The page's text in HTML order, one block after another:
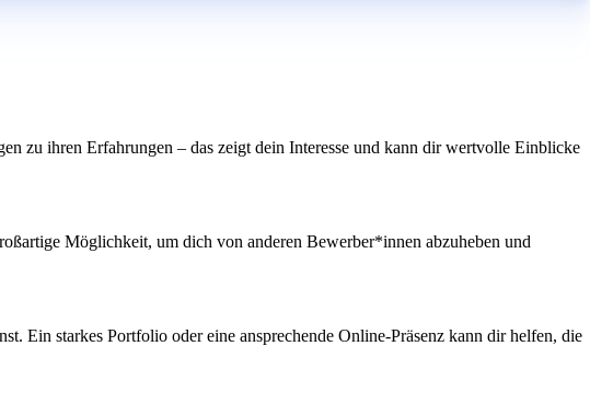
zu ihren Erfahrungen – das zeigt dein Interesse und kann dir wertvolle Einblicke
Möglichkeit, um dich von anderen Bewerber*innen abzuheben und
Ein starkes Portfolio oder eine ansprechende Online-Präsenz kann dir helfen, die